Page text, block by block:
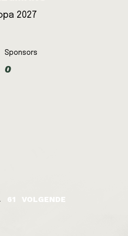
2027
Sponsors
0
61 VOLGENDE